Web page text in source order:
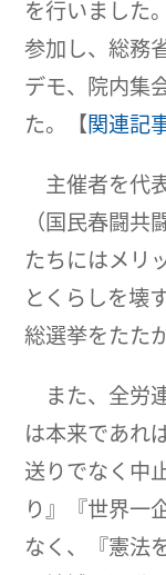
を行いました
参加し、総務
デモ、院内集
た。【関連記
主催者を代
（国民春闘
たちにはメリ
とくらしを壊
総選挙をたた
また、全労
は本来であれ
送りでなく中
り』『世界一
なく、『憲法